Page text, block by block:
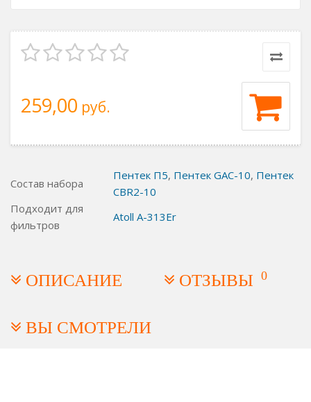
259,00 руб.
Состав набора
Пентек П5, Пентек GAC-10, Пентек
CBR2-10
Подходит для
фильтров
Atoll А-313Er
ОПИСАНИЕ ОТЗЫВЫ 0
ВЫ СМОТРЕЛИ